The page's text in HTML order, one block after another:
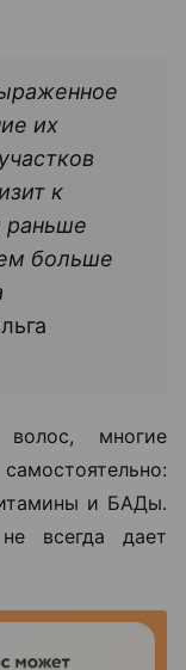
их
к
раньше
больше
многие
и БАДы.
всегда дает